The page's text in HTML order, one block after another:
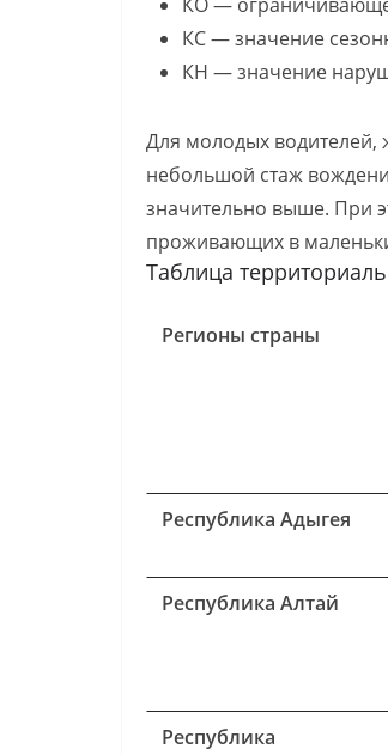
КС — значение
КН — значение
Для молодых
небольшой стаж
значительно выше. При
проживающих в
Таблица
Регионы страны
Республика Адыгея
Республика Алтай
Республика